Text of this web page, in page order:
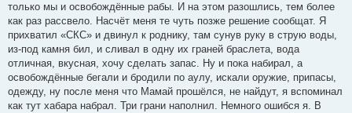
только мы и освобождённые рабы. И на этом разошлись, тем более
как раз рассвело. Насчёт меня те чуть позже решение сообщат. Я
прихватил «СКС» и двинул к роднику, там сунув руку в струю воды,
из-под камня бил, и сливал в одну их граней браслета, вода
отличная, вкусная, хочу сделать запас. Ну и пока набирал, а
освобождённые бегали и бродили по аулу, искали оружие, припасы,
одежду, ну после меня что Мамай прошёлся, не найдут, я вспоминал
как тут хабара набрал. Три грани наполнил. Немного ошибся я. В